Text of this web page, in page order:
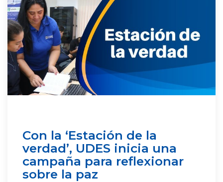
Con la ‘Estación de la
verdad’, UDES inicia una
campaña para reflexionar
sobre la paz